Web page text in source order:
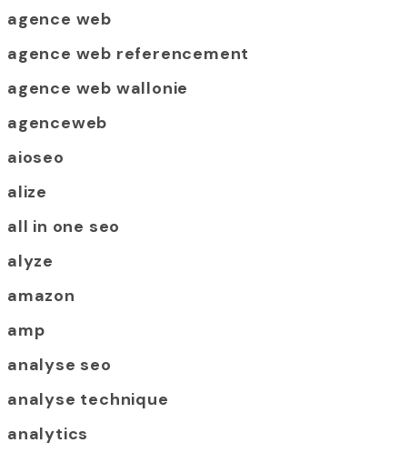
agence web
agence web referencement
agence web wallonie
agenceweb
aioseo
alize
all in one seo
alyze
amazon
amp
analyse seo
analyse technique
analytics